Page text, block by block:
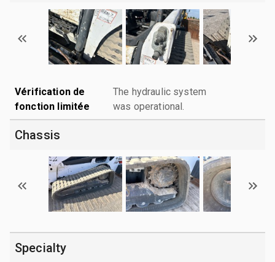
Vérification de
fonction limitée
The hydraulic system
was operational.
Chassis
Specialty